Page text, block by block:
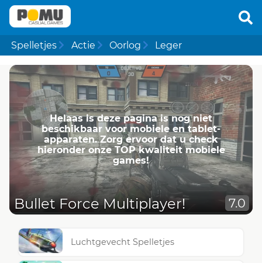
Spelletjes Actie Oorlog Leger
Helaas is deze pagina is nog niet
beschikbaar voor mobiele en tablet-
apparaten. Zorg ervoor dat u check
hieronder onze TOP kwaliteit mobiele
games!
Bullet Force Multiplayer! 7.0
Luchtgevecht Spelletjes